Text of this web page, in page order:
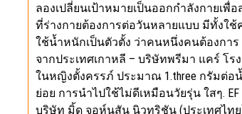
ลองเปลี่ยนเป้าหมายเป็นออกกำลังกายเ
ที่ร่างกายต้องการต่อวันหลายแบบ มีทั้งใ
ใช้น้ำหนักเป็นตัวตั้ง ว่าคนหนึ่งคนต้องกา
จากประเทศเกาหลี – บริษัทพรีมา แคร์ โร
ในหญิงตั้งครรภ์ ประมาณ 1.three กรัมต่อ
ย่อย การนำไปใช้ไม่ดีเหมือนวัยรุ่น ใสๆ.
บริษัท มิ้ด จอห์นสัน นิวทริชัน (ประเทศไทย